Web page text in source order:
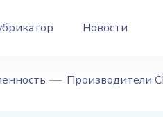
Новости
Производители